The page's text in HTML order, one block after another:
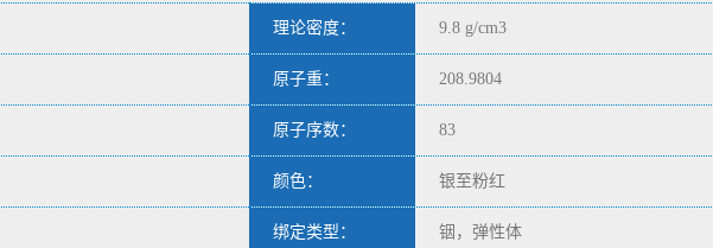
理论密度： 9.8 g/cm3
原子重： 208.9804
原子序数： 83
颜色： 银至粉红
绑定类型： 铟，弹性体